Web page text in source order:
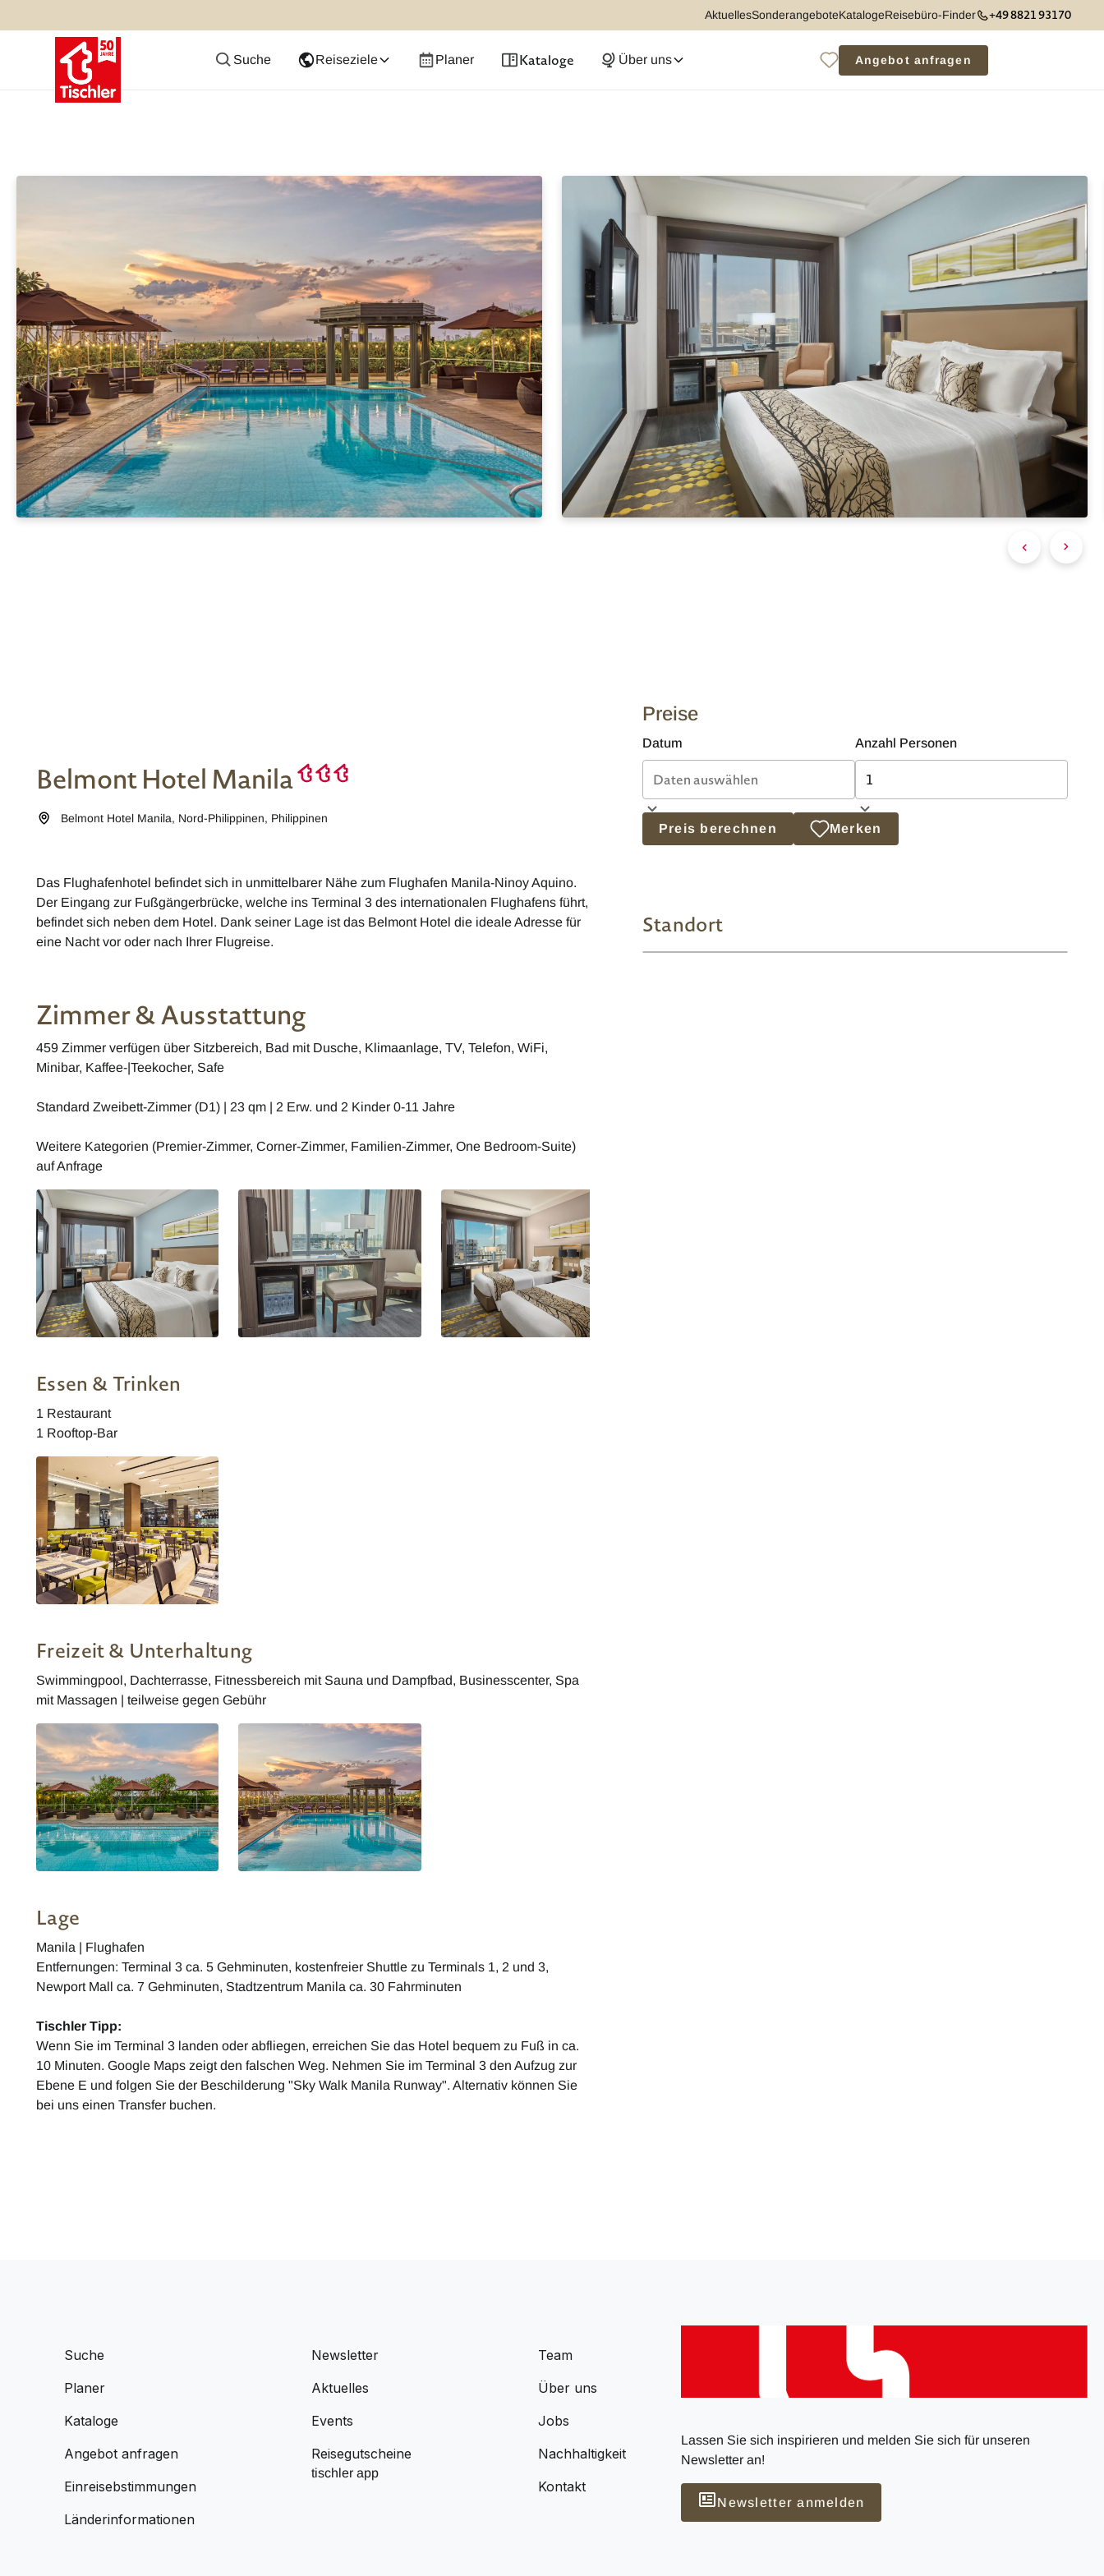
AktuellesSonderangeboteKatalogeReisebüro-Finder +49 8821 93170
Suche Reiseziele Planer Kataloge Über uns Angebot anfragen
Belmont Hotel Manila
Belmont Hotel Manila, Nord-Philippinen, Philippinen
Das Flughafenhotel befindet sich in unmittelbarer Nähe zum Flughafen Manila-Ninoy Aquino.
Der Eingang zur Fußgängerbrücke, welche ins Terminal 3 des internationalen Flughafens führt,
befindet sich neben dem Hotel. Dank seiner Lage ist das Belmont Hotel die ideale Adresse für
eine Nacht vor oder nach Ihrer Flugreise.
Zimmer & Ausstattung
459 Zimmer verfügen über Sitzbereich, Bad mit Dusche, Klimaanlage, TV, Telefon, WiFi,
Minibar, Kaffee-|Teekocher, Safe
Standard Zweibett-Zimmer (D1) | 23 qm | 2 Erw. und 2 Kinder 0-11 Jahre
Weitere Kategorien (Premier-Zimmer, Corner-Zimmer, Familien-Zimmer, One Bedroom-Suite)
auf Anfrage
Essen & Trinken
1 Restaurant
1 Rooftop-Bar
Freizeit & Unterhaltung
Swimmingpool, Dachterrasse, Fitnessbereich mit Sauna und Dampfbad, Businesscenter, Spa
mit Massagen | teilweise gegen Gebühr
Lage
Manila | Flughafen
Entfernungen: Terminal 3 ca. 5 Gehminuten, kostenfreier Shuttle zu Terminals 1, 2 und 3,
Newport Mall ca. 7 Gehminuten, Stadtzentrum Manila ca. 30 Fahrminuten
Tischler Tipp:
Wenn Sie im Terminal 3 landen oder abfliegen, erreichen Sie das Hotel bequem zu Fuß in ca.
10 Minuten. Google Maps zeigt den falschen Weg. Nehmen Sie im Terminal 3 den Aufzug zur
Ebene E und folgen Sie der Beschilderung "Sky Walk Manila Runway". Alternativ können Sie
bei uns einen Transfer buchen.
Preise
Datum Anzahl Personen
Preis berechnen Merken
Standort
Suche
Planer
Kataloge
Angebot anfragen
Einreisebstimmungen
Länderinformationen
Newsletter
Aktuelles
Events
Reisegutscheine
tischler app
Team
Über uns
Jobs
Nachhaltigkeit
Kontakt
Lassen Sie sich inspirieren und melden Sie sich für unseren
Newsletter an!
Newsletter anmelden